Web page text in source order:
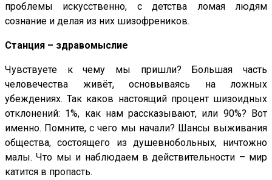
проблемы искусственно, с детства ломая людям
сознание и делая из них шизофреников.
Станция – здравомыслие
Чувствуете к чему мы пришли? Большая часть
человечества живёт, основываясь на ложных
убеждениях. Так каков настоящий процент шизоидных
отклонений: 1%, как нам рассказывают, или 90%? Вот
именно. Помните, с чего мы начали? Шансы выживания
общества, состоящего из душевнобольных, ничтожно
малы. Что мы и наблюдаем в действительности – мир
катится в пропасть.